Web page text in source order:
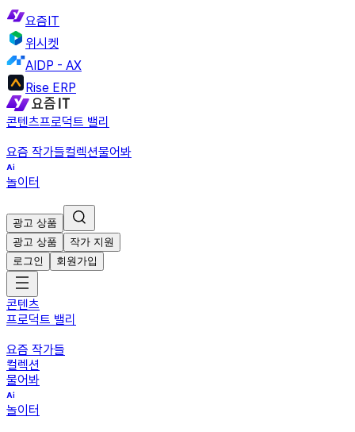
요즘IT
위시켓
AIDP - AX
Rise ERP
콘텐츠프로덕트 밸리
요즘 작가들컬렉션물어봐
놀이터
광고 상품
광고 상품
작가 지원
로그인
회원가입
콘텐츠
프로덕트 밸리
요즘 작가들
컬렉션
물어봐
놀이터